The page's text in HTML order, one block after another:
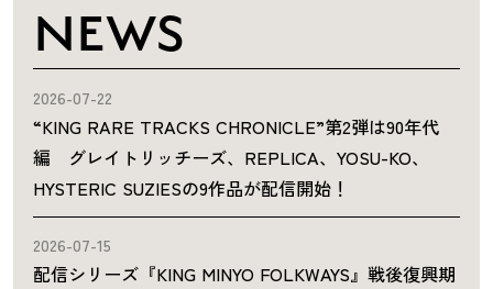
NEWS
2026-07-22
“KING RARE TRACKS CHRONICLE”第2弾は90年代
編 グレイトリッチーズ、REPLICA、YOSU-KO、
HYSTERIC SUZIESの9作品が配信開始！
2026-07-15
配信シリーズ『KING MINYO FOLKWAYS』戦後復興期